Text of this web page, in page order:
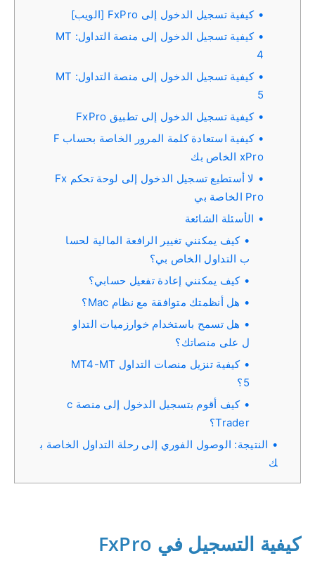
كيفية تسجيل الدخول إلى FxPro [الويب]
كيفية تسجيل الدخول إلى منصة التداول: MT
4
كيفية تسجيل الدخول إلى منصة التداول: MT
5
كيفية تسجيل الدخول إلى تطبيق FxPro
كيفية استعادة كلمة المرور الخاصة بحساب F
xPro الخاص بك
لا أستطيع تسجيل الدخول إلى لوحة تحكم Fx
Pro الخاصة بي
الأسئلة الشائعة
كيف يمكنني تغيير الرافعة المالية لحسا
ب التداول الخاص بي؟
كيف يمكنني إعادة تفعيل حسابي؟
هل أنظمتك متوافقة مع نظام Mac؟
هل تسمح باستخدام خوارزميات التداو
ل على منصاتك؟
كيفية تنزيل منصات التداول MT4-MT
5؟
كيف أقوم بتسجيل الدخول إلى منصة c
Trader؟
النتيجة: الوصول الفوري إلى رحلة التداول الخاصة ب
ك
كيفية التسجيل في FxPro